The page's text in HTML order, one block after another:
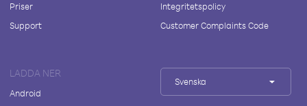
Priser
Support
Integritetspolicy
Customer Complaints Code
LADDA NER
Android
Svenska